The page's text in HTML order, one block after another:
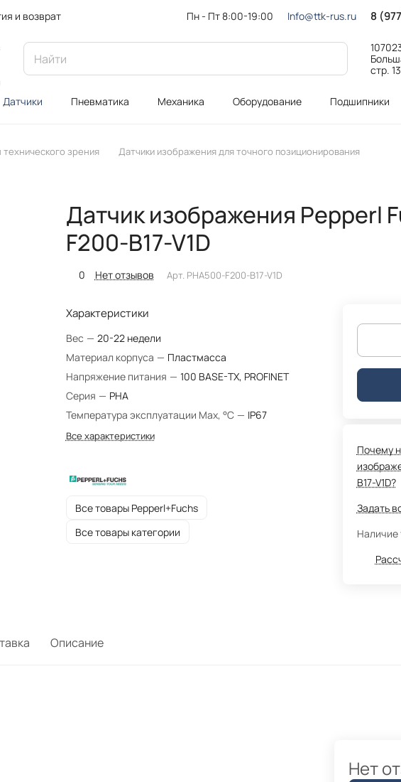
и возврат Пн - Пт 8:00-19:00 Info@ttk-rus.ru 8
стр.
Датчики Пневматика Механика Оборудование Подшипники
зрения
Датчики изображения для точного позиционирования
Датчик изображения Pepperl
F200-B17-V1D
0 Нет отзывов Арт. PHA500-F200-B17-V1D
Характеристики
Вес — 20-22 недели
Материал корпуса — Пластмасса
Напряжение питания — 100 BASE-TX, PROFINET
Серия — PHA
Температура эксплуатации Max, °C — IP67
Все характеристики
Все товары Pepperl+Fuchs
Все товары категории
Почему
B17-V1D?
Задать
Наличие
Описание
Нет